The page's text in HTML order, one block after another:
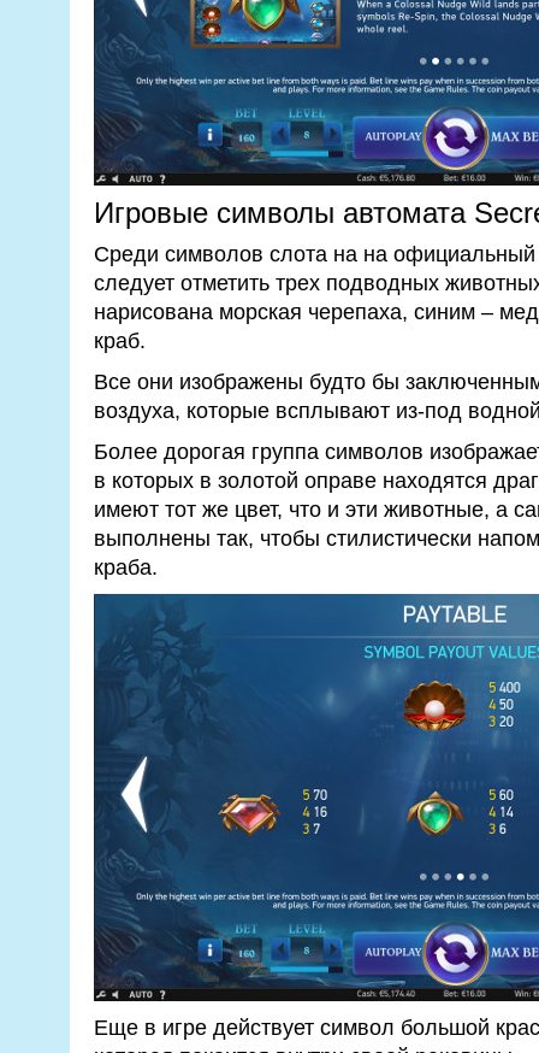
Игровые символы автомата
Среди символов слота на на официальный
следует отметить трех подводных
нарисована морская черепаха, синим –
краб.
Все они изображены будто бы
воздуха, которые всплывают из-под
Более дорогая группа символов
в которых в золотой оправе находятся
имеют тот же цвет, что и эти животные, а
выполнены так, чтобы стилистически
краба.
Еще в игре действует символ большой